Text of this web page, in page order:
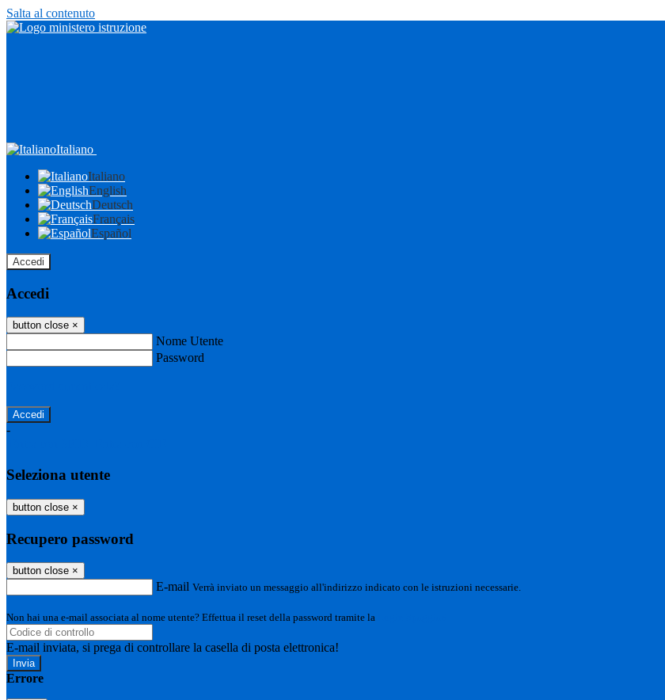
Salta al contenuto
Italiano
Italiano
English
Deutsch
Français
Español
Accedi
Accedi
button close ×
Nome Utente
Password
-
Seleziona utente
button close ×
Recupero password
button close ×
E-mail Verrà inviato un messaggio all'indirizzo indicato con le istruzioni necessarie.
Non hai una e-mail associata al nome utente? Effettua il reset della password tramite la
E-mail inviata, si prega di controllare la casella di posta elettronica!
Errore